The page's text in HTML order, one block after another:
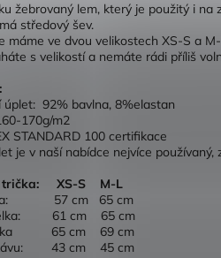
žebrovaný lem, který je použitý i na
středový šev.
máme ve dvou velikostech XS-S a
s velikostí a nemáte rádi příliš
úplet: 92% bavlna, 8%elastan
170g/m2
STANDARD 100 certifikace
je v naší nabídce nejvíce používaný,
trička: XS-S M-L
57 cm 65 cm
61 cm 65 cm
65 cm 69 cm
43 cm 45 cm